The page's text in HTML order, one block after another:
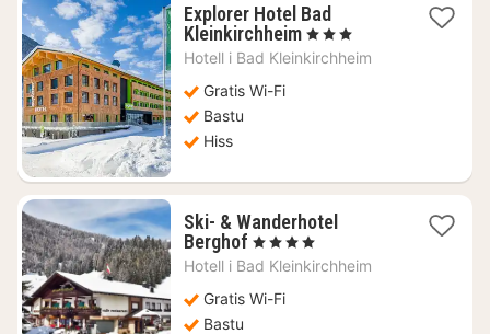
Explorer Hotel Bad
Kleinkirchheim1
natt
, 3 Stjärnor
Hotell i Bad Kleinkirchheim
Gratis Wi-Fi
Bastu
Hiss
Ski- & Wanderhotel
Berghof 1
natt
2110
, 4 Stjärnor
Hotell i Bad Kleinkirchheim
Gratis Wi-Fi
Bastu